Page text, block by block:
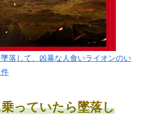
落して、凶暴な人食いライオンのい
っていたら墜落し